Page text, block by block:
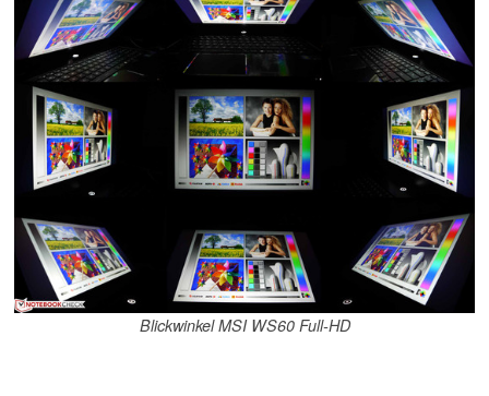
Blickwinkel MSI WS60 Full-HD